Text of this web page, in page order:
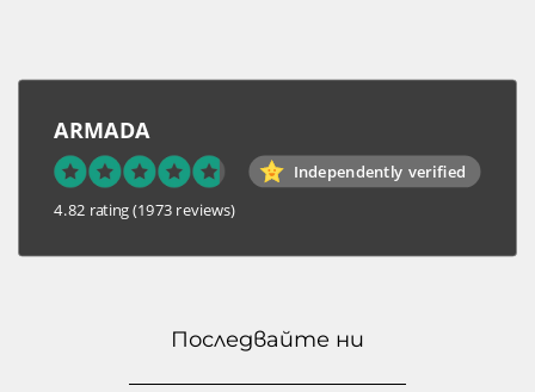
ARMADA
Independently verified
4.82 rating(1973 reviews)
Последвайте ни